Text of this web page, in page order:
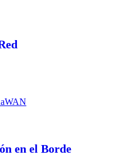
en el Borde